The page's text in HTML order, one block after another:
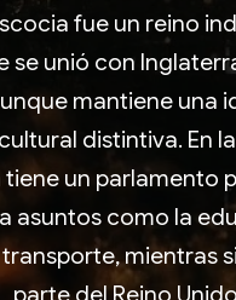
fue un reino
se unió con
mantiene una
distintiva. En
tiene un parlamento
asuntos como la
mientras